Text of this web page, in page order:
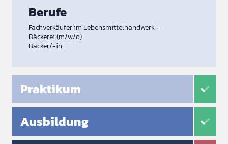
Berufe
Fachverkäufer im Lebensmittelhandwerk -
Bäckerei (m/w/d)
Bäcker/-in
Praktikum
Ausbildung